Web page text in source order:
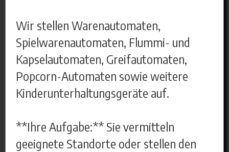
Wir stellen Warenautomaten,
Spielwarenautomaten, Flummi- und
Kapselautomaten, Greifautomaten,
Popcorn-Automaten sowie weitere
Kinderunterhaltungsgeräte auf.
**Ihre Aufgabe:** Sie vermitteln
geeignete Standorte oder stellen den